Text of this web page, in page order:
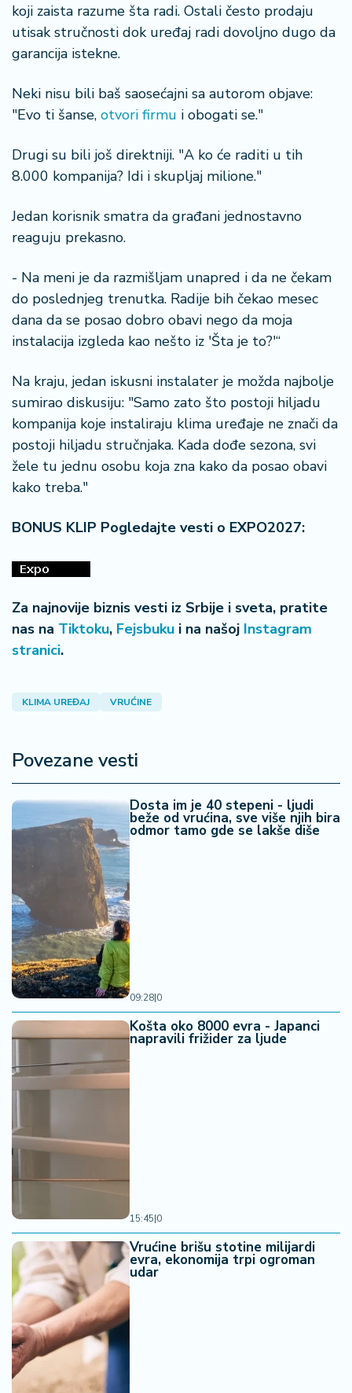
koji zaista razume šta radi. Ostali često prodaju
utisak stručnosti dok uređaj radi dovoljno dugo da
garancija istekne.
Neki nisu bili baš saosećajni sa autorom objave:
"Evo ti šanse, otvori firmu i obogati se."
Drugi su bili još direktniji. "A ko će raditi u tih
8.000 kompanija? Idi i skupljaj milione."
Jedan korisnik smatra da građani jednostavno
reaguju prekasno.
- Na meni je da razmišljam unapred i da ne čekam
do poslednjeg trenutka. Radije bih čekao mesec
dana da se posao dobro obavi nego da moja
instalacija izgleda kao nešto iz 'Šta je to?'“
Na kraju, jedan iskusni instalater je možda najbolje
sumirao diskusiju: "Samo zato što postoji hiljadu
kompanija koje instaliraju klima uređaje ne znači da
postoji hiljadu stručnjaka. Kada dođe sezona, svi
žele tu jednu osobu koja zna kako da posao obavi
kako treba."
BONUS KLIP Pogledajte vesti o EXPO2027:
Za najnovije biznis vesti iz Srbije i sveta, pratite
nas na Tiktoku, Fejsbuku i na našoj Instagram
stranici.
KLIMA UREĐAJ VRUĆINE
Povezane vesti
Dosta im je 40 stepeni - ljudi
beže od vrućina, sve više njih bira
odmor tamo gde se lakše diše
09:28|0
Košta oko 8000 evra - Japanci
napravili frižider za ljude
15:45|0
Vrućine brišu stotine milijardi
evra, ekonomija trpi ogroman
udar